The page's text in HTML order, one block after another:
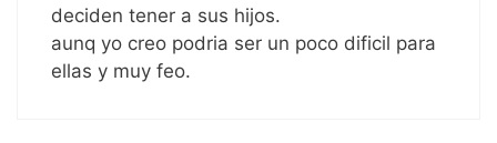
deciden tener a sus hijos.
aunq yo creo podria ser un poco dificil para
ellas y muy feo.